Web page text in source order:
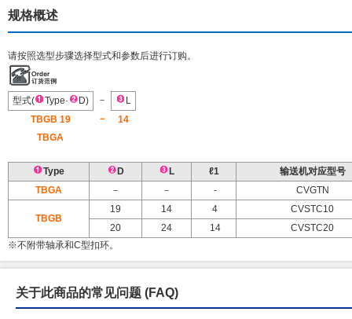
规格概述
请按照选型步骤选择型式和参数后进行订购。
型式( Type· D) －
L
TBGB 19
－
14
TBGA
Type D L ℓ1
输送机对应型号
TBGA
－ － - CVGTN
TBGB
19 14 4
CVSTC10
20
24 14
CVSTC20
※不附带轴承和C型扣环。
关于此商品的常见问题 (FAQ)